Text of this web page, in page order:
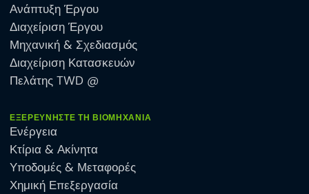
Ανάπτυξη Έργου
Διαχείριση Έργου
Μηχανική & Σχεδιασμός
Διαχείριση Κατασκευών
Πελάτης TWD @
ΕΞΕΡΕΥΝΉΣΤΕ ΤΗ ΒΙΟΜΗΧΑΝΊΑ
Ενέργεια
Κτίρια & Ακίνητα
Υποδομές & Μεταφορές
Χημική Επεξεργασία